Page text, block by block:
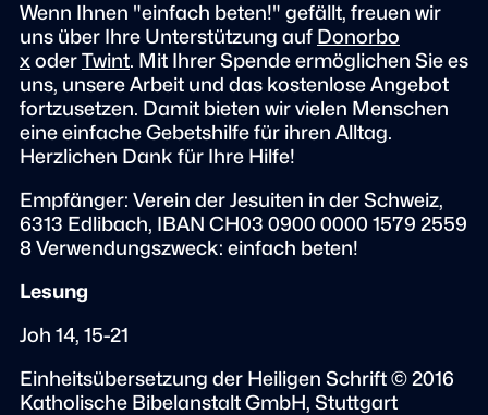
Wenn Ihnen "einfach beten!" gefällt, freuen wir
uns über Ihre Unterstützung auf Donorbo
xoderTwint. Mit Ihrer Spende ermöglichen Sie es
uns, unsere Arbeit und das kostenlose Angebot
fortzusetzen. Damit bieten wir vielen Menschen
eine einfache Gebetshilfe für ihren Alltag.
Herzlichen Dank für Ihre Hilfe!
Empfänger: Verein der Jesuiten in der Schweiz,
6313 Edlibach, IBAN CH03 0900 0000 1579 2559
8 Verwendungszweck: einfach beten!
Lesung
Joh 14, 15-21
Einheitsübersetzung der Heiligen Schrift © 2016
Katholische Bibelanstalt GmbH, Stuttgart